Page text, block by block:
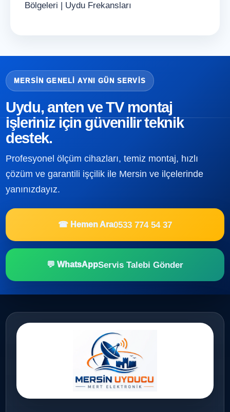
Bölgeleri | Uydu Frekansları
MERSIN GENELI AYNI GÜN SERVIS
Uydu, anten ve TV montaj
işleriniz için güvenilir teknik
destek.
Profesyonel ölçüm cihazları, temiz montaj, hızlı
çözüm ve garantili işçilik ile Mersin ve ilçelerinde
yanınızdayız.
☎ Hemen Ara0533 774 54 37
💬 WhatsAppServis Talebi Gönder